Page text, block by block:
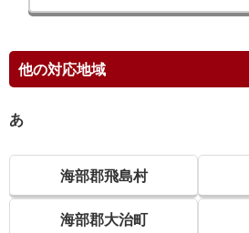
他の対応地域
あ
海部郡飛島村
海部郡大治町